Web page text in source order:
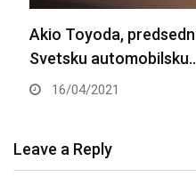
Akio Toyoda,
Svetsku automobilsku…
16/04/2021
Leave a Reply